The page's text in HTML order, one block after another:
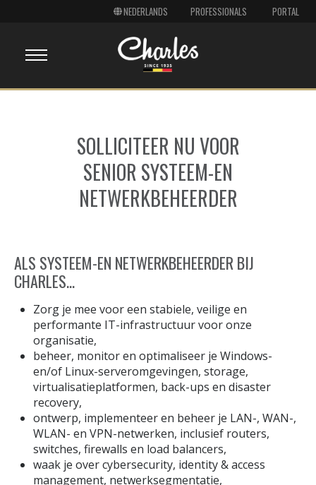
PROFESSIONALS PORTAL
SOLLICITEER NU VOOR
SENIOR SYSTEEM-EN
NETWERKBEHEERDER
ALS SYSTEEM-EN NETWERKBEHEERDER BIJ
CHARLES...
Zorg je mee voor een stabiele, veilige en
performante IT-infrastructuur voor onze
organisatie,
beheer, monitor en optimaliseer je Windows-
en/of Linux-serveromgevingen, storage,
virtualisatieplatformen, back-ups en disaster
recovery,
ontwerp, implementeer en beheer je LAN-, WAN-,
WLAN- en VPN-netwerken, inclusief routers,
switches, firewalls en load balancers,
waak je over cybersecurity, identity & access
management, netwerksegmentatie,